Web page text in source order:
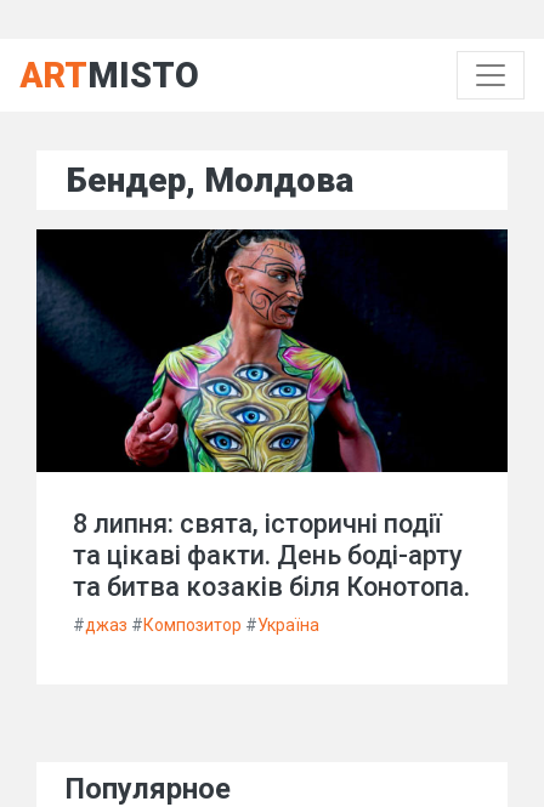
ARTMISTO
Бендер, Молдова
8 липня: свята, історичні події
та цікаві факти. День боді-арту
та битва козаків біля Конотопа.
#джаз #Композитор #Україна
Популярное